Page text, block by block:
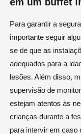
Para garantir a
importante seguir
se de que as
adequados para a
lesões. Além disso,
supervisão de
estejam atentos às
crianças durante a
para intervir em caso